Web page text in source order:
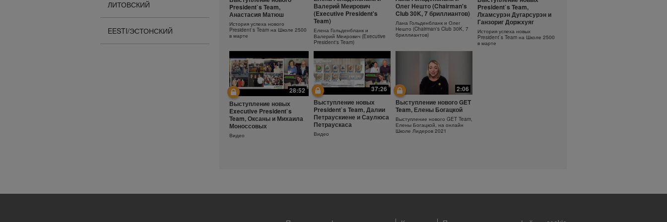
ЛИТОВСКИЙ
EESTI/ЭСТОНСКИЙ
Защита от солнца.
Важность SPF-фактора
Защищающий крем с SPF30
Herbalife SKIN
Ежедневный
увлажняющий крем
Узнайте больше об уходе за
кожей!
Как поддерживать
молодость кожи?
Антивозрастная сыворотка
Herbalife SKIN
Основы очищения кожи
Узнайте больше об уходе за
кожей!
President`s Team,
Анастасия Матюш
История успеха нового
President`s Team на Школе 2500
в марте
Валерий Меирович
(Executive President's
Team)
Елена Гольденбланк и
Валерий Меирович (Executive
President's Team)
Олег Нешто (Chairman's
Club 30K, 7 бриллиантов)
Лана Гольденбланк и Олег
Нешто (Chairman's Club 30K, 7
бриллиантов)
President`s Team,
Лхамсурэн Дугарсурэн и
Ганзориг Доржхуяг
История успеха новых
President`s Team на Школе 2500
в марте
28:52
Выступление новых
Executive President`s
Team, Оксаны и Михаила
Моноссовых
Видео
37:26
Выступление новых
President`s Team, Далии
Петраускиене и Саулюса
Петраускаса
Видео
2:06
Выступление нового GET
Team, Елены Богацкой
Выступление нового GET Team,
Елены Богацкой, на онлайн
Школе Лидеров 2021